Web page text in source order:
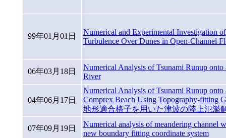
99年01月01日
Numerical and Experimental Investigation of
Turbulence Over Dunes in Open-Channel
06年03月18日
Numerical Analysis of Tsunami Runup onto
River
04年06月17日
Numerical Analysis of Tsunami Runup onto
Comprex Beach Using Topography-fitting
地形適合格子を用いた津波の陸上氾濫
07年09月19日
Numerical analysis of meandering channel
new boundary fitting coordinate system